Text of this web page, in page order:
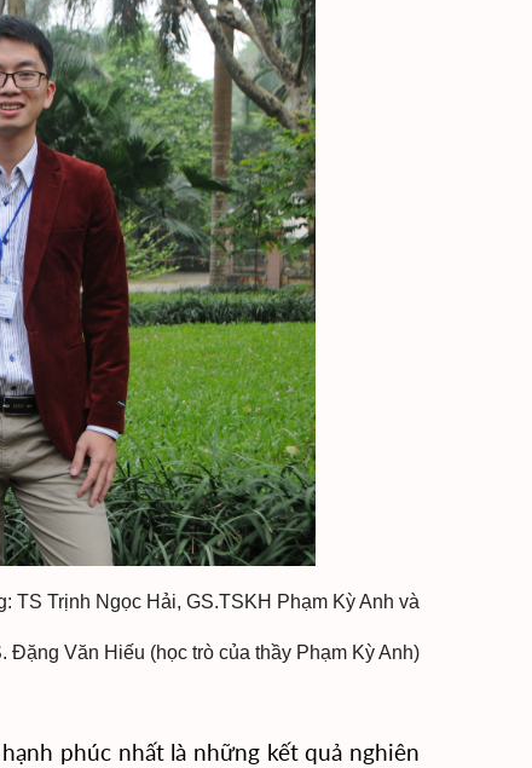
TS Trịnh Ngọc Hải, GS.TSKH Phạm Kỳ Anh và
Đặng Văn Hiếu (học trò của thầy Phạm Kỳ Anh)
phúc nhất là những kết quả nghiên